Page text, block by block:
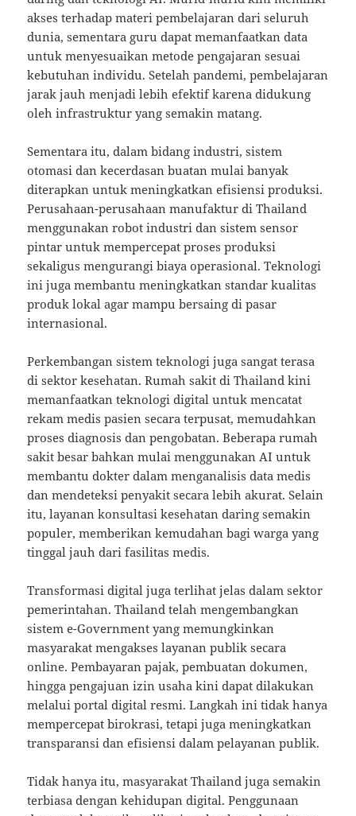
akses terhadap materi pembelajaran dari seluruh
dunia, sementara guru dapat memanfaatkan data
untuk menyesuaikan metode pengajaran sesuai
kebutuhan individu. Setelah pandemi, pembelajaran
jarak jauh menjadi lebih efektif karena didukung
oleh infrastruktur yang semakin matang.
Sementara itu, dalam bidang industri, sistem
otomasi dan kecerdasan buatan mulai banyak
diterapkan untuk meningkatkan efisiensi produksi.
Perusahaan-perusahaan manufaktur di Thailand
menggunakan robot industri dan sistem sensor
pintar untuk mempercepat proses produksi
sekaligus mengurangi biaya operasional. Teknologi
ini juga membantu meningkatkan standar kualitas
produk lokal agar mampu bersaing di pasar
internasional.
Perkembangan sistem teknologi juga sangat terasa
di sektor kesehatan. Rumah sakit di Thailand kini
memanfaatkan teknologi digital untuk mencatat
rekam medis pasien secara terpusat, memudahkan
proses diagnosis dan pengobatan. Beberapa rumah
sakit besar bahkan mulai menggunakan AI untuk
membantu dokter dalam menganalisis data medis
dan mendeteksi penyakit secara lebih akurat. Selain
itu, layanan konsultasi kesehatan daring semakin
populer, memberikan kemudahan bagi warga yang
tinggal jauh dari fasilitas medis.
Transformasi digital juga terlihat jelas dalam sektor
pemerintahan. Thailand telah mengembangkan
sistem e-Government yang memungkinkan
masyarakat mengakses layanan publik secara
online. Pembayaran pajak, pembuatan dokumen,
hingga pengajuan izin usaha kini dapat dilakukan
melalui portal digital resmi. Langkah ini tidak hanya
mempercepat birokrasi, tetapi juga meningkatkan
transparansi dan efisiensi dalam pelayanan publik.
Tidak hanya itu, masyarakat Thailand juga semakin
terbiasa dengan kehidupan digital. Penggunaan